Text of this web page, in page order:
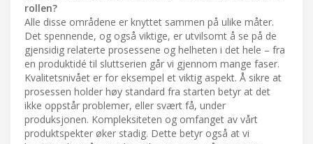
rollen?
Alle disse områdene er knyttet sammen på ulike måter.
Det spennende, og også viktige, er utvilsomt å se på de
gjensidig relaterte prosessene og helheten i det hele – fra
en produktidé til sluttserien går vi gjennom mange faser.
Kvalitetsnivået er for eksempel et viktig aspekt. Å sikre at
prosessen holder høy standard fra starten betyr at det
ikke oppstår problemer, eller svært få, under
produksjonen. Kompleksiteten og omfanget av vårt
produktspekter øker stadig. Dette betyr også at vi